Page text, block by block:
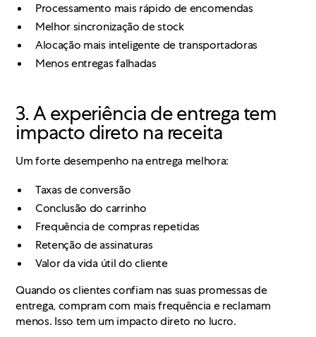
Processamento mais rápido de encomendas
Melhor sincronização de stock
Alocação mais inteligente de transportadoras
Menos entregas falhadas
3. A experiência de entrega tem
impacto direto na receita
Um forte desempenho na entrega melhora:
Taxas de conversão
Conclusão do carrinho
Frequência de compras repetidas
Retenção de assinaturas
Valor da vida útil do cliente
Quando os clientes confiam nas suas promessas de
entrega, compram com mais frequência e reclamam
menos. Isso tem um impacto direto no lucro.